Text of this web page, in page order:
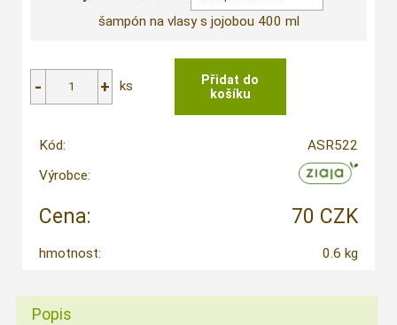
šampón na vlasy s jojobou 400 ml
ks
Kód:
ASR522
Výrobce:
Cena: 70 CZK
hmotnost: 0.6 kg
Popis